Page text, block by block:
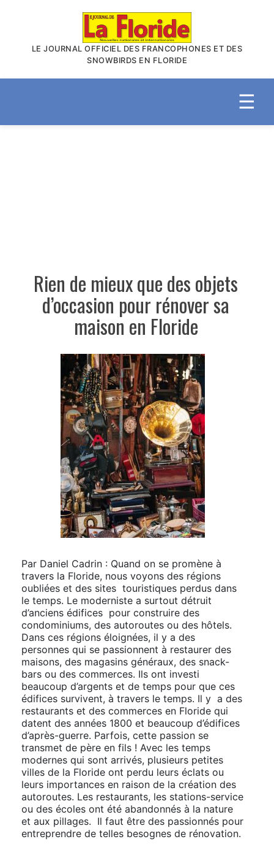
LE JOURNAL OFFICIEL DES FRANCOPHONES ET DES
SNOWBIRDS EN FLORIDE
☰
Rien de mieux que des objets
d’occasion pour rénover sa
maison en Floride
Par Daniel Cadrin : Quand on se promène à
travers la Floride, nous voyons des régions
oubliées et des sites touristiques perdus dans
le temps. Le moderniste a surtout détruit
d’anciens édifices pour construire des
condominiums, des autoroutes ou des hôtels.
Dans ces régions éloignées, il y a des
personnes qui se passionnent à restaurer des
maisons, des magasins généraux, des snack-
bars ou des commerces. Ils ont investi
beaucoup d’argents et de temps pour que ces
édifices survivent, à travers le temps. Il y a des
restaurants et des commerces en Floride qui
datent des années 1800 et beaucoup d’édifices
d’après-guerre. Parfois, cette passion se
transmet de père en fils ! Avec les temps
modernes qui sont arrivés, plusieurs petites
villes de la Floride ont perdu leurs éclats ou
leurs importances en raison de la création des
autoroutes. Les restaurants, les stations-service
ou des écoles ont été abandonnés à la nature
et aux pillages. Il faut être des passionnés pour
entreprendre de telles besognes de rénovation.